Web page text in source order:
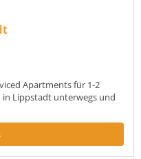
Apartments für 1-2
in Lippstadt unterwegs und